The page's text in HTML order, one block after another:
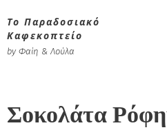
Το Παραδοσιακό
Καφεκοπτείο
by Φαίη & Λούλα
Σοκολάτα